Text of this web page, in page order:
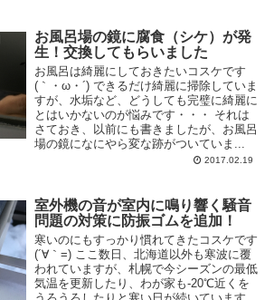
お風呂場の鏡に腐食（シケ）が発
生！交換してもらいました
お風呂は綺麗にしておきたいコスケです
(｀・ω・´) できるだけ綺麗に掃除していま
すが、水垢など、どうしても完璧に綺麗に
とはいかないのが悩みです・・・ それは
さておき、以前にも書きましたが、お風呂
場の鏡になにやら変な跡がついていま...
2017.02.19
室外機の音が室内に鳴り響く騒音
問題の対策に防振ゴムを追加！
寒いのにもすっかり慣れてきたコスケです
(´∀｀=) ここ数日、北海道以外も寒波に覆
われていますが、札幌で今シーズンの最低
気温を更新したり、わが家も-20℃近くを